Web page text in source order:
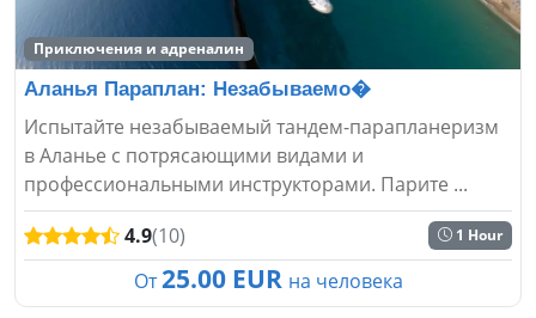
Приключения и адреналин
Аланья Параплан: Незабываемо�
Испытайте незабываемый тандем-парапланеризм
в Аланье с потрясающими видами и
профессиональными инструкторами. Парите ...
4.9(10) 1 Hour
От 25.00 EUR на человека